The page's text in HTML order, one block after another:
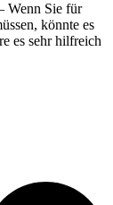
Wenn Sie für
könnte es
es sehr hilfreich